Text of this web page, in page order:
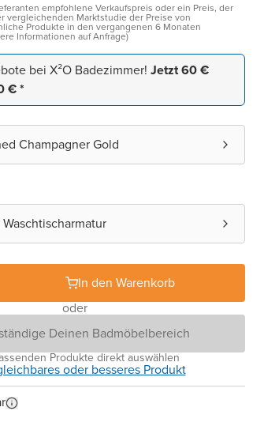
empfohlene Verkaufspreis oder ein Preis, der
vergleichenden Marktstudie der Preise von
Produkte in den vergangenen 6 Monaten
Informationen auf Anfrage)
bei X²O Badezimmer! Jetzt 60 €
€ *
Champagner Gold
In den Warenkorb
oder
Deinen Badmöbelbereich
Produkte direkt auswählen
oder besseres Produkt